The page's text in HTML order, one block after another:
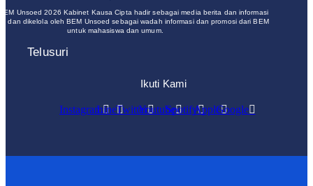
Unsoed 2026 Kabinet Kausa Cipta hadir sebagai media berita dan informasi
dan dikelola oleh BEM Unsoed sebagai wadah informasi dan promosi dari BEM
untuk mahasiswa dan umum.
Telusuri
Ikuti Kami
InstagramLineTwitterYoutubeSpotifyAppleGoogle